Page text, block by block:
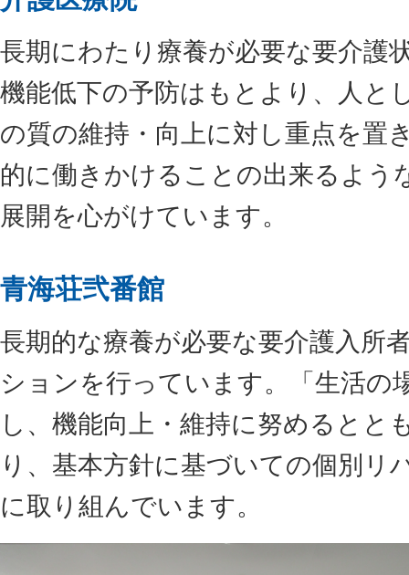
長期にわたり療養が必要な要介護
機能低下の予防はもとより、人と
の質の維持・向上に対し重点を置
的に働きかけることの出来るよう
展開を心がけています。
青海荘弐番館
長期的な療養が必要な要介護入所
ションを行っています。「生活の
し、機能向上・維持に努めるとと
り、基本方針に基づいての個別リ
に取り組んでいます。